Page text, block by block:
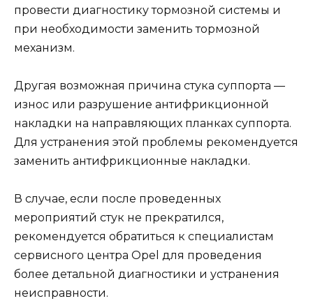
провести диагностику тормозной системы и
при необходимости заменить тормозной
механизм.
Другая возможная причина стука суппорта —
износ или разрушение антифрикционной
накладки на направляющих планках суппорта.
Для устранения этой проблемы рекомендуется
заменить антифрикционные накладки.
В случае, если после проведенных
мероприятий стук не прекратился,
рекомендуется обратиться к специалистам
сервисного центра Opel для проведения
более детальной диагностики и устранения
неисправности.